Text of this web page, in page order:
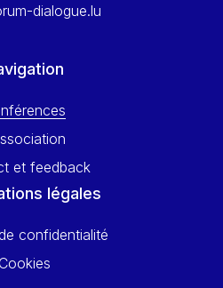
dialogue.lu
et feedback
légales
confidentialité
Cookies